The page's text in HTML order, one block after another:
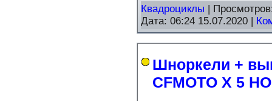
Квадроциклы |
Дата: 06:24 15.07.2020 |
Шноркели +
CFMOTO X 5 HO